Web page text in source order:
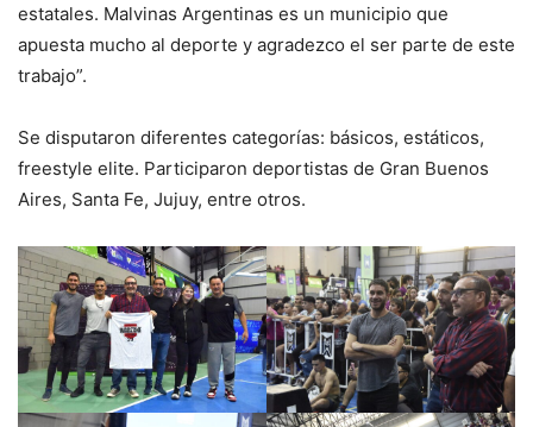
estatales. Malvinas Argentinas es un municipio que
apuesta mucho al deporte y agradezco el ser parte de este
trabajo”.
Se disputaron diferentes categorías: básicos, estáticos,
freestyle elite. Participaron deportistas de Gran Buenos
Aires, Santa Fe, Jujuy, entre otros.